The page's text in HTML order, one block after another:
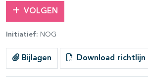
VOLGEN
Initiatief: NOG
Bijlagen Download richtlijn